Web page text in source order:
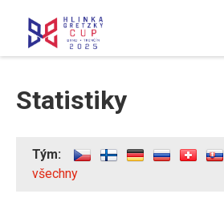
Statistiky
Tým:
všechny